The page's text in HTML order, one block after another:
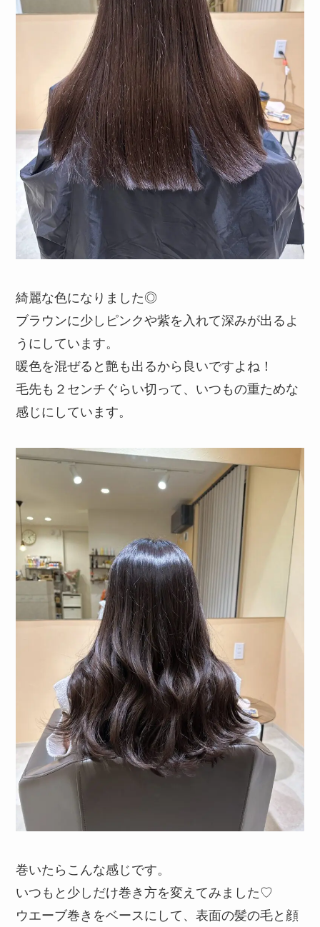
綺麗な色になりました◎
ブラウンに少しピンクや紫を入れて深みが出るよ
うにしています。
暖色を混ぜると艶も出るから良いですよね！
毛先も２センチぐらい切って、いつもの重ためな
感じにしています。
巻いたらこんな感じです。
いつもと少しだけ巻き方を変えてみました♡
ウエーブ巻きをベースにして、表面の髪の毛と顔